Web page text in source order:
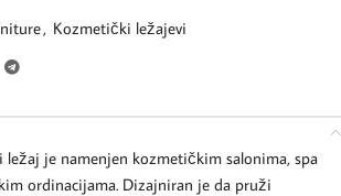
, Kozmetički ležajevi
je namenjen kozmetičkim salonima, spa
ordinacijama. Dizajniran je da pruži